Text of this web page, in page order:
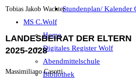
Stundenplan/ Kalender
MS C.Wolf
Home
Digitales Register Wolf
Abendmittelschule
Bibliothek
Tobias Jakob Wachter
LANDESBEIRAT DER ELTERN
2025-2028
Massimiliano Casotti